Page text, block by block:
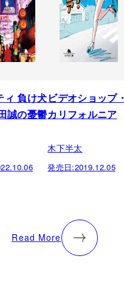
ィ 負け犬
誠の憂鬱
ビデオショップ・
カリフォルニア
木下半太
発売日:2019.12.05
Read More